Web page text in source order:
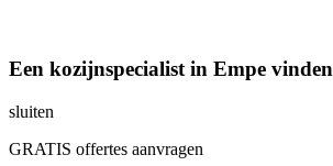
Een kozijnspecialist in Empe vinden
sluiten
GRATIS offertes aanvragen